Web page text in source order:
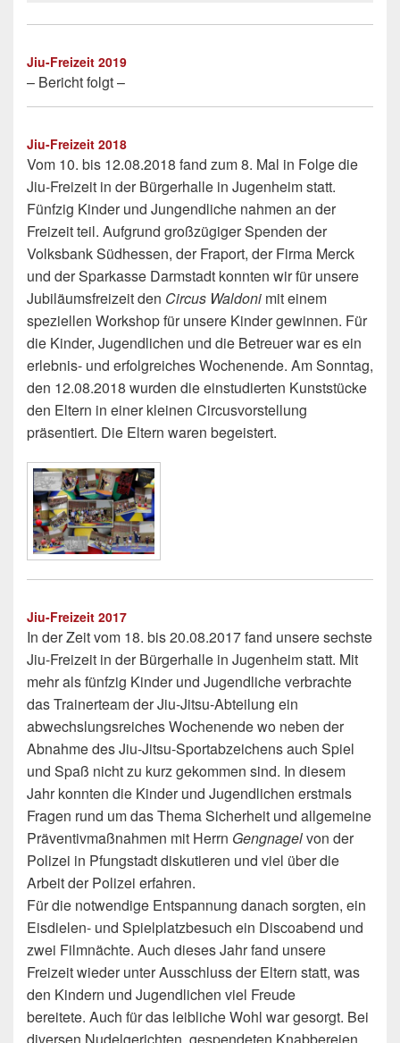
Jiu-Freizeit 2019
– Bericht folgt –
Jiu-Freizeit 2018
Vom 10. bis 12.08.2018 fand zum 8. Mal in Folge die
Jiu-Freizeit in der Bürgerhalle in Jugenheim statt.
Fünfzig Kinder und Jungendliche nahmen an der
Freizeit teil. Aufgrund großzügiger Spenden der
Volksbank Südhessen, der Fraport, der Firma Merck
und der Sparkasse Darmstadt konnten wir für unsere
Jubiläumsfreizeit den Circus Waldoni mit einem
speziellen Workshop für unsere Kinder gewinnen. Für
die Kinder, Jugendlichen und die Betreuer war es ein
erlebnis- und erfolgreiches Wochenende. Am Sonntag,
den 12.08.2018 wurden die einstudierten Kunststücke
den Eltern in einer kleinen Circusvorstellung
präsentiert. Die Eltern waren begeistert.
Jiu-Freizeit 2017
In der Zeit vom 18. bis 20.08.2017 fand unsere sechste
Jiu-Freizeit in der Bürgerhalle in Jugenheim statt. Mit
mehr als fünfzig Kinder und Jugendliche verbrachte
das Trainerteam der Jiu-Jitsu-Abteilung ein
abwechslungsreiches Wochenende wo neben der
Abnahme des Jiu-Jitsu-Sportabzeichens auch Spiel
und Spaß nicht zu kurz gekommen sind. In diesem
Jahr konnten die Kinder und Jugendlichen erstmals
Fragen rund um das Thema Sicherheit und allgemeine
Präventivmaßnahmen mit Herrn Gengnagelvon der
Polizei in Pfungstadt diskutieren und viel über die
Arbeit der Polizei erfahren.
Für die notwendige Entspannung danach sorgten, ein
Eisdielen- und Spielplatzbesuch ein Discoabend und
zwei Filmnächte. Auch dieses Jahr fand unsere
Freizeit wieder unter Ausschluss der Eltern statt, was
den Kindern und Jugendlichen viel Freude
bereitete. Auch für das leibliche Wohl war gesorgt. Bei